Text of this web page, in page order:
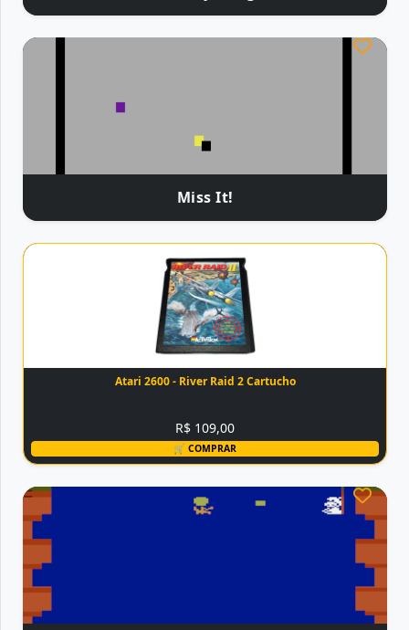
Miss It!
Atari 2600 - River Raid 2 Cartucho
R$ 109,00
🛒 COMPRAR